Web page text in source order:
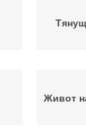
Живот